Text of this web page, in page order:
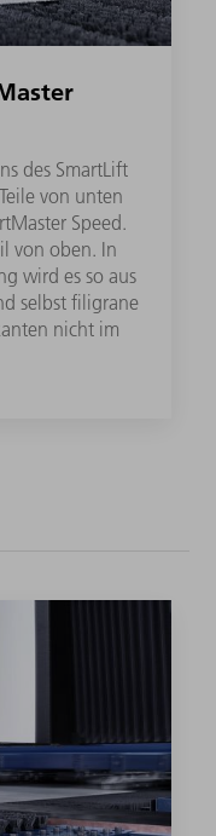
des SmartLift
von unten
Speed.
von oben. In
wird es so aus
selbst filigrane
nicht im